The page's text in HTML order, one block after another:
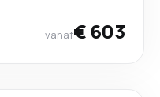
vanaf€ 603